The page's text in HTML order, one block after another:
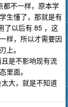
都不一样，原本学
生懂了，那就是有
了以后有 85 ，这
样，所以才需要因
上。
是不影响现有流
里面。
大，就是不知道